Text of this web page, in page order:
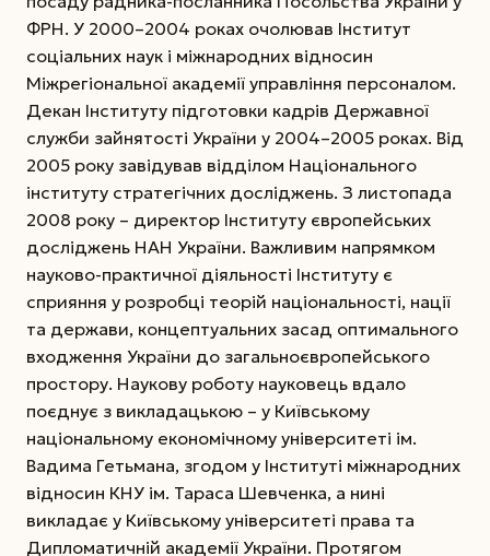
ФРН. У 2000–2004 роках очолював Інститут
соціальних наук і міжнародних відносин
Міжрегіональної академії управління персоналом.
Декан Інституту підготовки кад­рів Державної
служби зайнятості України у 2004–2005 роках. Від
2005 року завідував відділом Національного
інституту стратегічних досліджень. З листопада
2008 року – ди­ректор Інституту європейських
досліджень НАН Ук­раїни. Важливим напрямком
науково-практичної ді­яльності Інституту є
сприяння у розробці теорій національності, нації
та держави, концептуальних засад оптимального
входження України до загальноєвропейського
простору. Наукову роботу науковець вдало
поєднує з викладацькою – у Київському
національному економічному університеті ім.
Вадима Гетьмана, згодом у Інституті міжнародних
відносин КНУ ім. Тараса Шевченка, а нині
викладає у Київському університеті права та
Дипломатичній академії України. Протягом